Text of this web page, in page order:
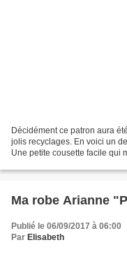
Décidément ce patron aura
jolis recyclages. En voici un
Une petite cousette facile qui
Ma robe Arianne
Publié le 06/09/2017 à 06:00
Par Elisabeth